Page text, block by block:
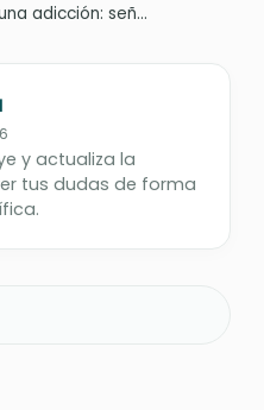
adicción: señ...
y actualiza la
tus dudas de forma